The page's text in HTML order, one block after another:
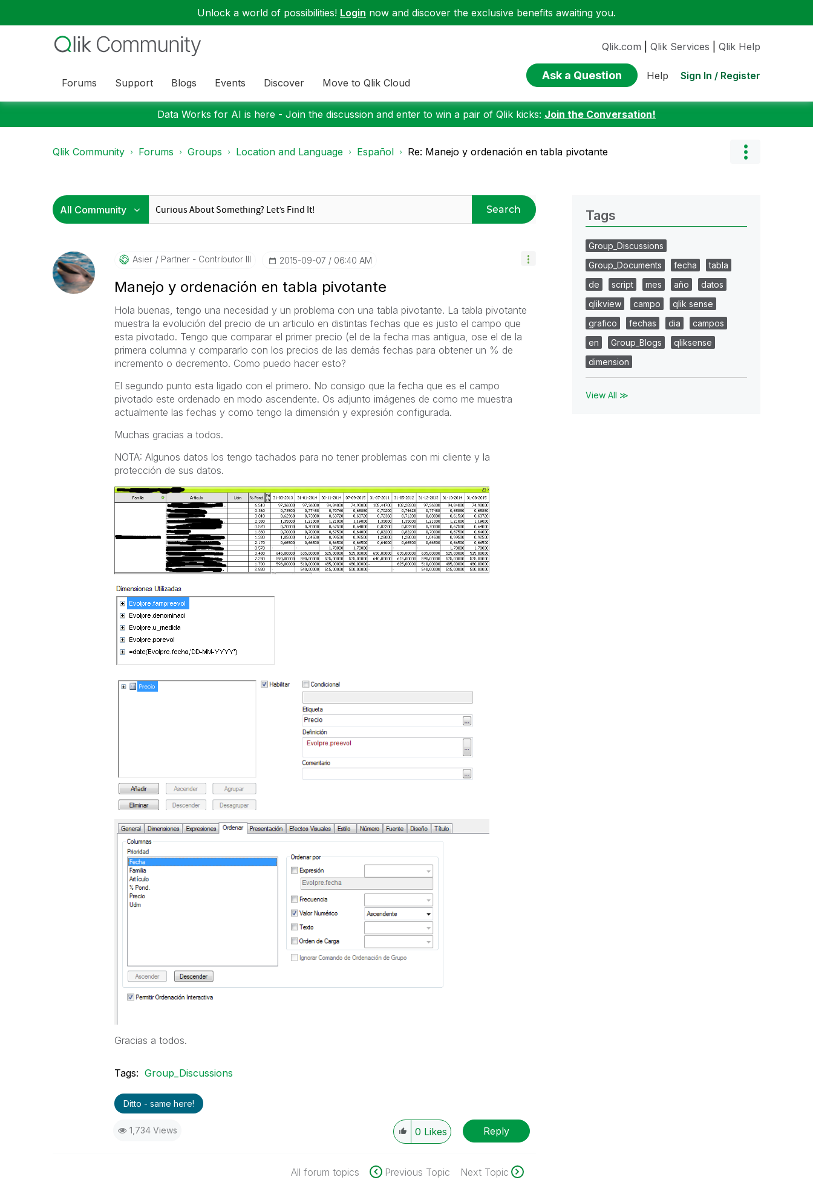
Unlock a world of possibilities! Login now and discover the exclusive benefits awaiting you.
Forums Support Blogs Events Discover Move to Qlik Cloud
Qlik.com Qlik Services Qlik Help
Ask a Question Help Sign In / Register
Data Works for AI is here - Join the discussion and enter to win a pair of Qlik kicks: Join the Conversation!
Qlik Community Forums Groups Location and Language Español Re: Manejo y ordenación en tabla pivotante
Search
Asier Partner - Contributor III ‎2015-09-07 06:40 AM
Manejo y ordenación en tabla pivotante
Hola buenas, tengo una necesidad y un problema con una tabla pivotante. La tabla pivotante
muestra la evolución del precio de un articulo en distintas fechas que es justo el campo que
esta pivotado. Tengo que comparar el primer precio (el de la fecha mas antigua, ose el de la
primera columna y compararlo con los precios de las demás fechas para obtener un % de
incremento o decremento. Como puedo hacer esto?
El segundo punto esta ligado con el primero. No consigo que la fecha que es el campo
pivotado este ordenado en modo ascendente. Os adjunto imágenes de como me muestra
actualmente las fechas y como tengo la dimensión y expresión configurada.
Muchas gracias a todos.
NOTA: Algunos datos los tengo tachados para no tener problemas con mi cliente y la
protección de sus datos.
Gracias a todos.
Tags: Group_Discussions
Ditto - same here!
1,734 Views 0 Likes Reply
All forum topics Previous Topic Next Topic
Tags
Group_Discussions
Group_Documents
fecha
tabla
de
script mes año
datos
qlikview
campo
qlik sense
grafico
fechas dia
campos
en
Group_Blogs
qliksense
dimension
View All ≫